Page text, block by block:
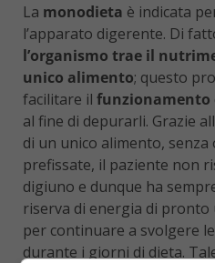
La monodieta è indicata
l’apparato digerente. Di
l’organismo trae il
unico alimento; questo
facilitare il funzionamento
al fine di depurarli. Grazie
di un unico alimento,
prefissate, il paziente non
digiuno e dunque ha
riserva di energia di
per continuare a svolgere
durante i giorni di dieta.